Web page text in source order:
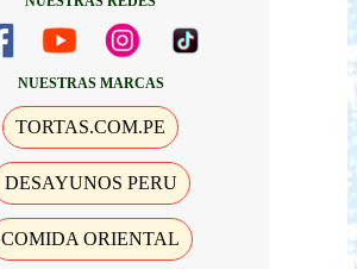
NUESTRAS MARCAS
TORTAS.COM.PE
DESAYUNOS PERU
COMIDA ORIENTAL